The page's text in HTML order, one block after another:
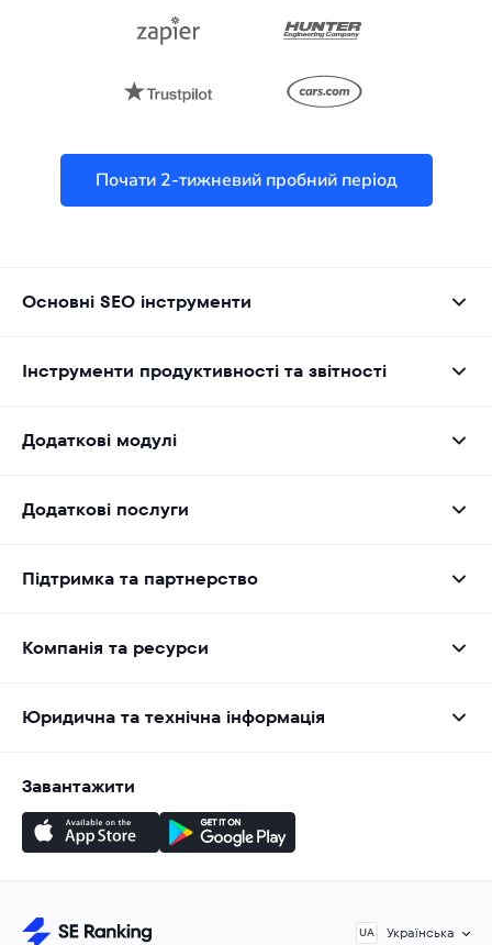
Почати 2-тижневий пробний період
Основні SEO інструменти
Інструменти продуктивності та звітності
Додаткові модулі
Додаткові послуги
Підтримка та партнерство
Компанія та ресурси
Юридична та технічна інформація
Завантажити
UA Українська